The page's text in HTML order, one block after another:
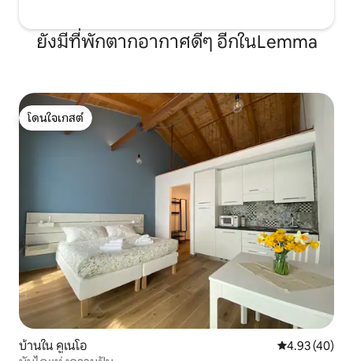
ยังมีที่พักตากอากาศดีๆ อีกในLemma
โดนใจเกสต์
โดนใจเกสต์
บ้านใน คูเนโอ คะแนนเฉลี่ย
4.93 (40)